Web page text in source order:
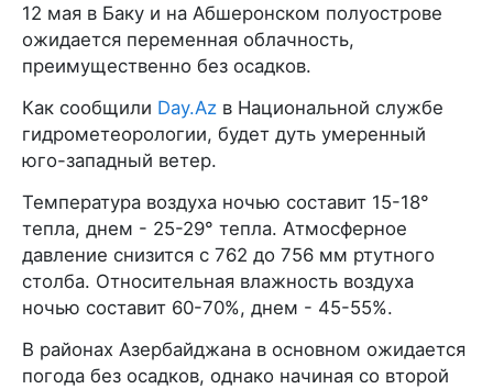
12 мая в Баку и на Абшеронском полуострове
ожидается переменная облачность,
преимущественно без осадков.
Как сообщили Day.Az в Национальной службе
гидрометеорологии, будет дуть умеренный
юго-западный ветер.
Температура воздуха ночью составит 15-18°
тепла, днем - 25-29° тепла. Атмосферное
давление снизится с 762 до 756 мм ртутного
столба. Относительная влажность воздуха
ночью составит 60-70%, днем - 45-55%.
В районах Азербайджана в основном ожидается
погода без осадков, однако начиная со второй